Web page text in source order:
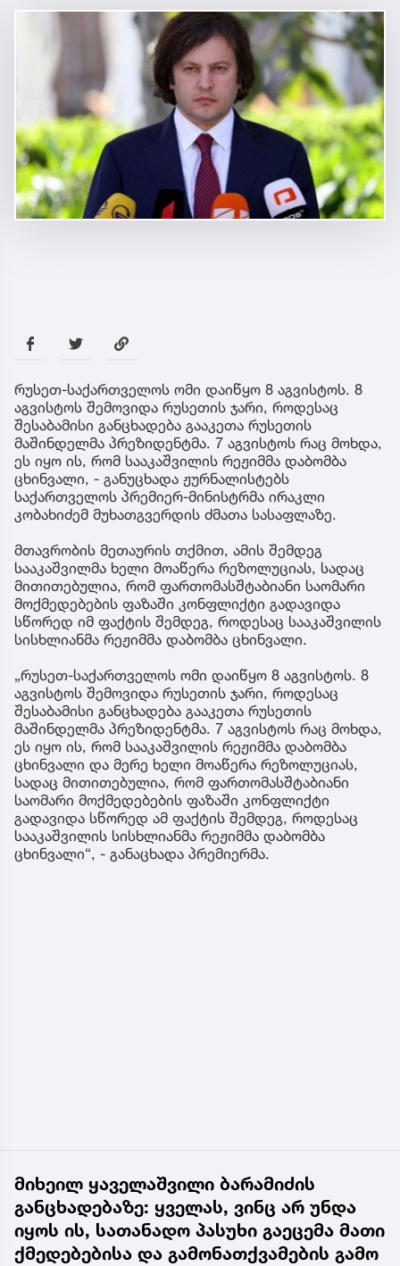
რუსეთ-საქართველოს ომი დაიწყო 8 აგვისტოს. 8
აგვისტოს შემოვიდა რუსეთის ჯარი, როდესაც
შესაბამისი განცხადება გააკეთა რუსეთის
მაშინდელმა პრეზიდენტმა. 7 აგვისტოს რაც მოხდა,
ეს იყო ის, რომ სააკაშვილის რეჟიმმა დაბომბა
ცხინვალი, - განუცხადა ჟურნალისტებს
საქართველოს პრემიერ-მინისტრმა ირაკლი
კობახიძემ მუხათგვერდის ძმათა სასაფლაზე.
მთავრობის მეთაურის თქმით, ამის შემდეგ
სააკაშვილმა ხელი მოაწერა რეზოლუციას, სადაც
მითითებულია, რომ ფართომასშტაბიანი საომარი
მოქმედებების ფაზაში კონფლიქტი გადავიდა
სწორედ იმ ფაქტის შემდეგ, როდესაც სააკაშვილის
სისხლიანმა რეჟიმმა დაბომბა ცხინვალი.
„რუსეთ-საქართველოს ომი დაიწყო 8 აგვისტოს. 8
აგვისტოს შემოვიდა რუსეთის ჯარი, როდესაც
შესაბამისი განცხადება გააკეთა რუსეთის
მაშინდელმა პრეზიდენტმა. 7 აგვისტოს რაც მოხდა,
ეს იყო ის, რომ სააკაშვილის რეჟიმმა დაბომბა
ცხინვალი და მერე ხელი მოაწერა რეზოლუციას,
სადაც მითითებულია, რომ ფართომასშტაბიანი
საომარი მოქმედებების ფაზაში კონფლიქტი
გადავიდა სწორედ ამ ფაქტის შემდეგ, როდესაც
სააკაშვილის სისხლიანმა რეჟიმმა დაბომბა
ცხინვალი“, - განაცხადა პრემიერმა.
მიხეილ ყაველაშვილი ბარამიძის
განცხადებაზე: ყველას, ვინც არ უნდა
იყოს ის, სათანადო პასუხი გაეცემა მათი
ქმედებებისა და გამონათქვამების გამო